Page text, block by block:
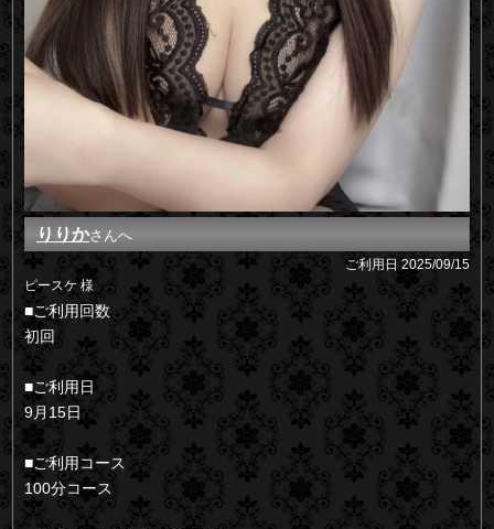
りりかさんへ
ご利用日 2025/09/15
ピースケ 様
■ご利用回数
初回
■ご利用日
9月15日
■ご利用コース
100分コース